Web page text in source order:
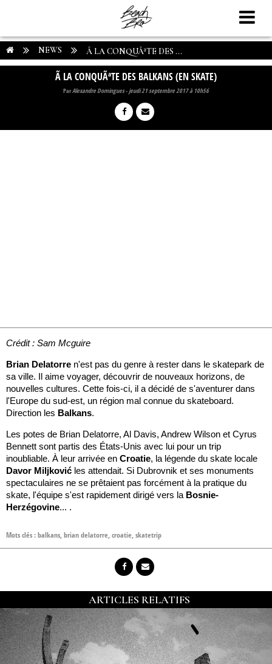
NEWS Ã LA CONQUÃªTE DES ...
Ã LA CONQUÃªTE DES BALKANS (EN SKATE)
ParAlexandre Domingues-jeudi 21 septembre 2017 à 10h56
Crédit : Sam Mcguire
Brian Delatorre n'est pas du genre à rester dans le skatepark de
sa ville. Il aime voyager, découvrir de nouveaux horizons, de
nouvelles cultures. Cette fois-ci, il a décidé de s'aventurer dans
l'Europe du sud-est, un région mal connue du skateboard.
Direction les Balkans.
Les potes de Brian Delatorre, Al Davis, Andrew Wilson et Cyrus
Bennett sont partis des États-Unis avec lui pour un trip
inoubliable. À leur arrivée en Croatie, la légende du skate locale
Davor Miljković les attendait. Si Dubrovnik et ses monuments
spectaculaires ne se prêtaient pas forcément à la pratique du
skate, l'équipe s'est rapidement dirigé vers la Bosnie-
Herzégovine... .
Mots clés :balkans,brian delatorre,croatie,skatetrip
ARTICLES RELATIFS